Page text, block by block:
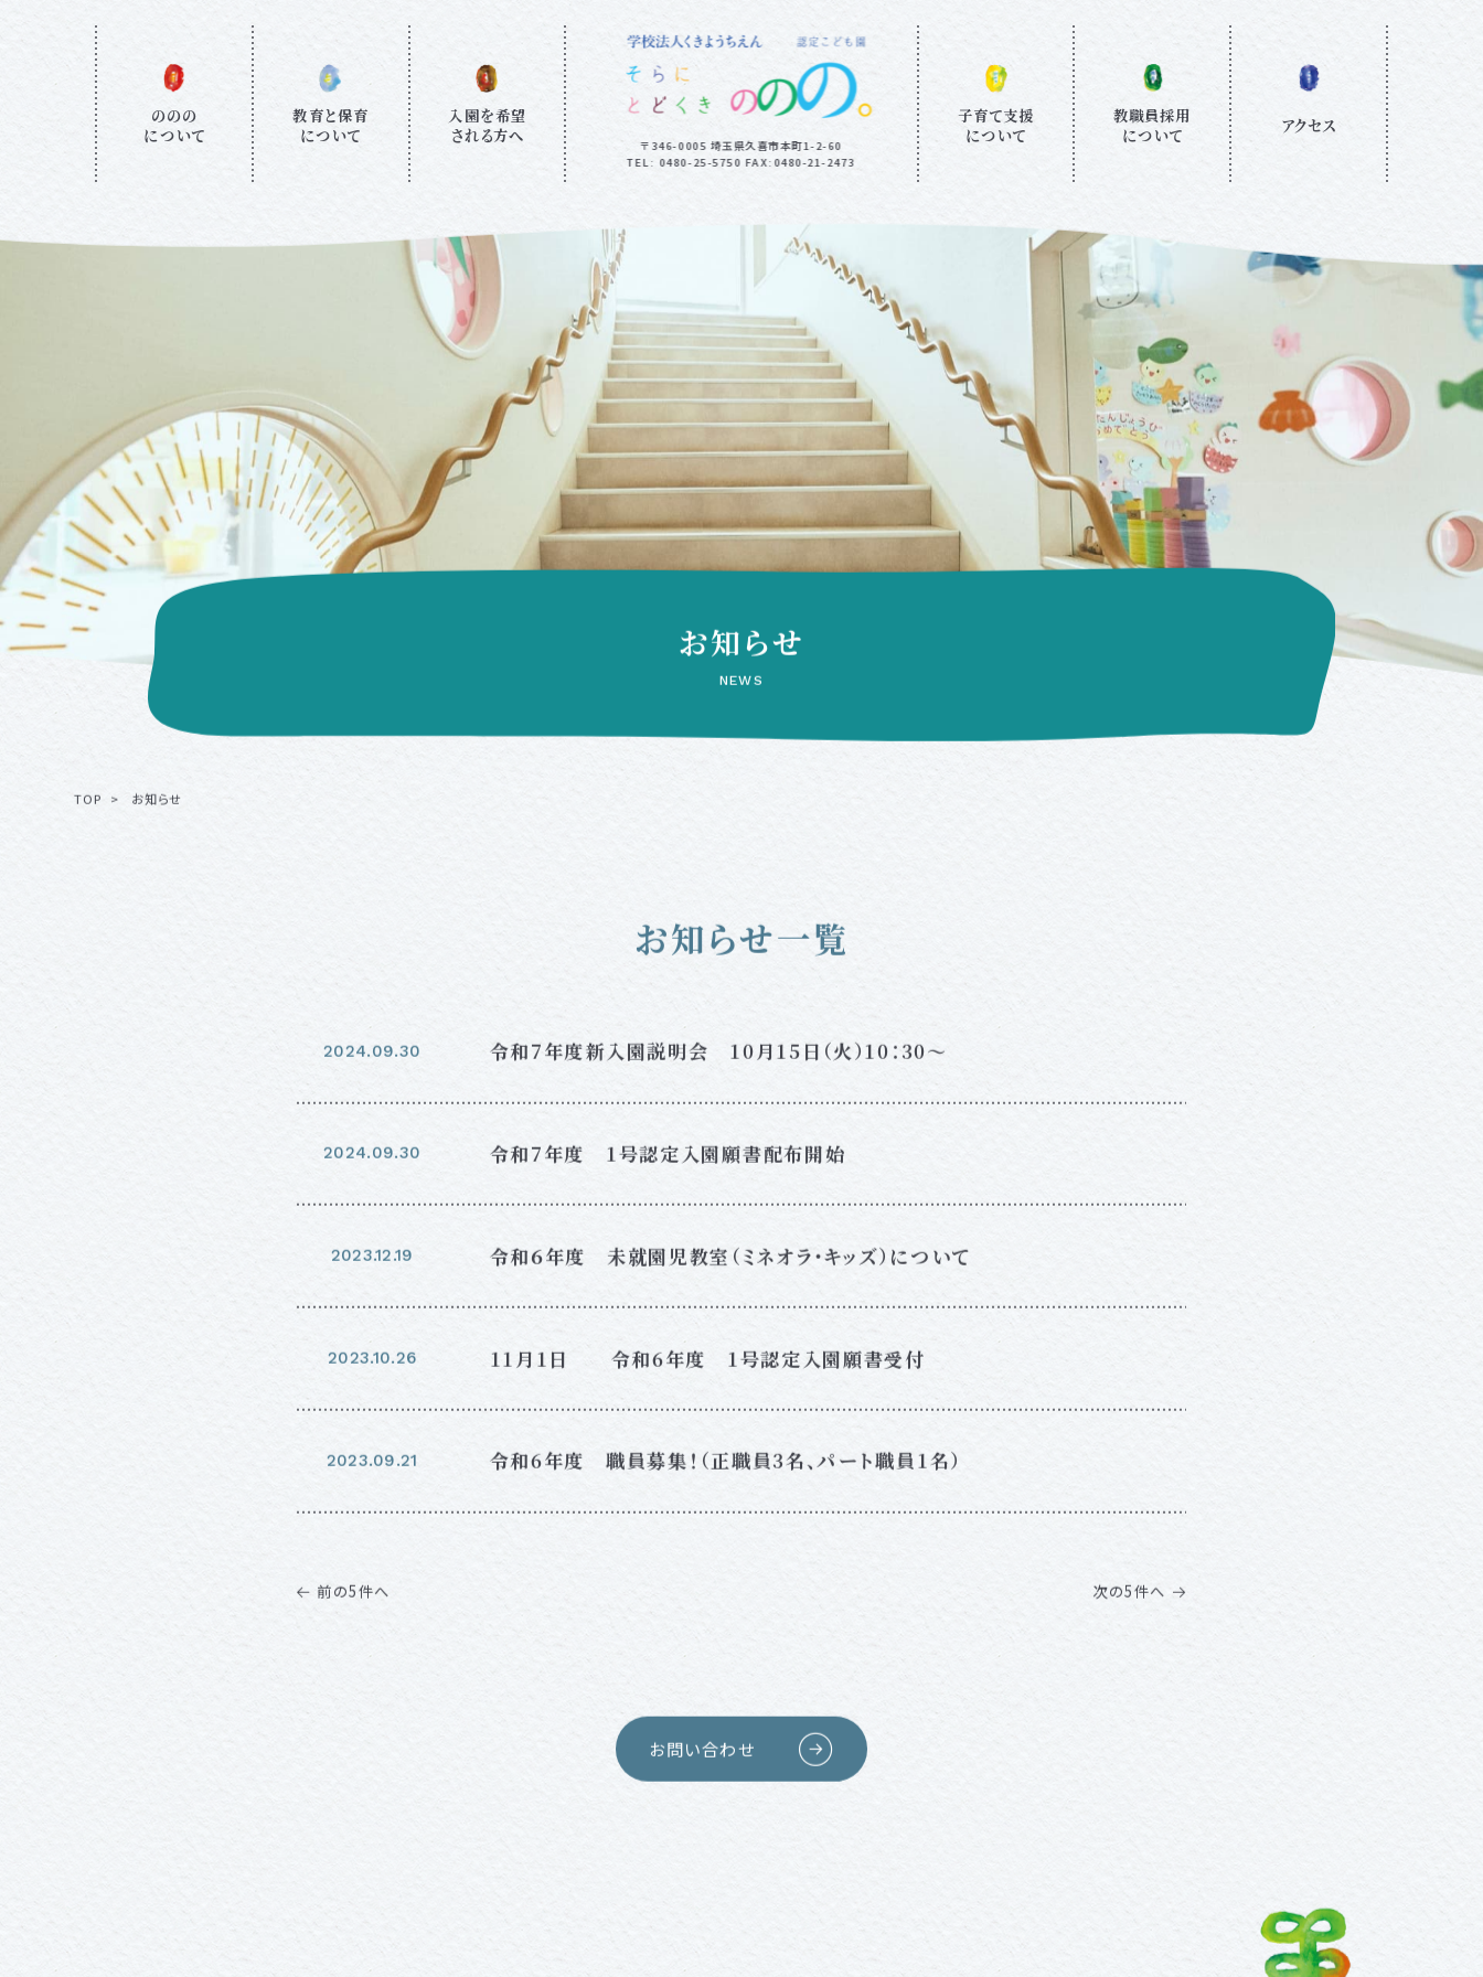
〒346-0005 埼玉県久喜市本町1-2-60
TEL: 0480-25-5750 FAX:0480-21-2473
ののの
について
教育と保育
について
入園を希望
される方へ
子育て支援
について
教職員採用
について
アクセス
お知らせ
NEWS
TOP お知らせ
お知らせ一覧
2024.09.30 令和7年度新入園説明会 10月15日（火）10：30～
2024.09.30 令和7年度 1号認定入園願書配布開始
2023.12.19 令和６年度 未就園児教室（ミネオラ・キッズ）について
2023.10.26 11月1日 令和6年度 1号認定入園願書受付
2023.09.21 令和6年度 職員募集！（正職員3名、パート職員1名）
前の5件へ 次の5件へ
お問い合わせ